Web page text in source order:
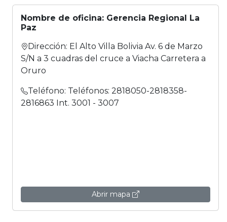
Nombre de oficina: Gerencia Regional La
Paz
Dirección: El Alto Villa Bolivia Av. 6 de Marzo
S/N a 3 cuadras del cruce a Viacha Carretera a
Oruro
Teléfono: Teléfonos: 2818050-2818358-
2816863 Int. 3001 - 3007
Abrir mapa